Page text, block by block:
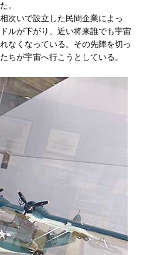
。
次いで設立した民間企業によっ
ルが下がり、近い将来誰でも宇宙
なくなっている。その先陣を切っ
ちが宇宙へ行こうとしている。